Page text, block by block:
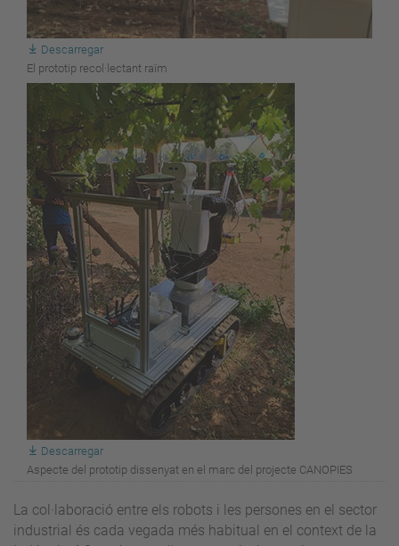
Descarregar
El prototip recol·lectant raïm
Descarregar
Aspecte del prototip dissenyat en el marc del projecte CANOPIES
La col·laboració entre els robots i les persones en el sector
industrial és cada vegada més habitual en el context de la